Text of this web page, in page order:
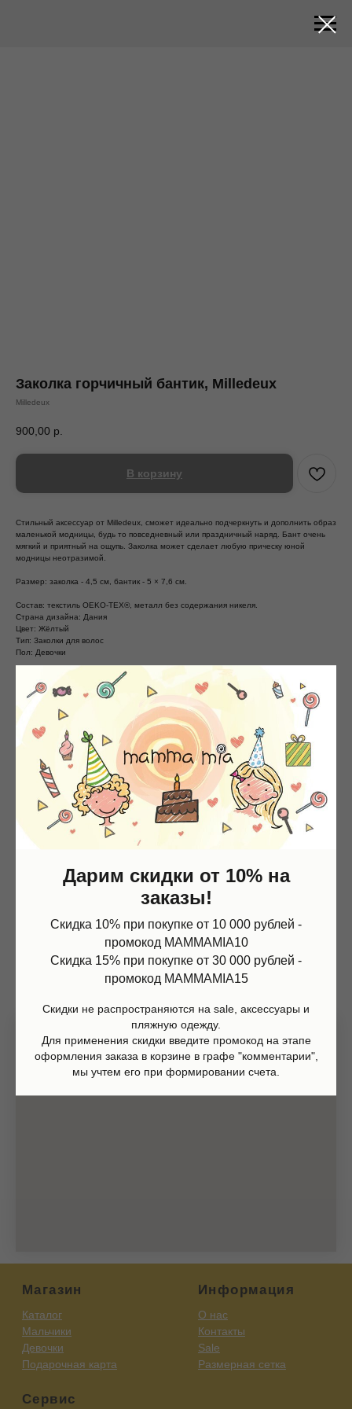
Заколка горчичный бантик, Milledeux
Milledeux
900,00 р.
В корзину
Стильный аксессуар от Milledeux, сможет идеально подчеркнуть и дополнить образ
маленькой модницы, будь то повседневный или праздничный наряд. Бант очень
мягкий и приятный на ощупь. Заколка может сделает любую прическу юной
модницы неотразимой.
Размер: заколка - 4,5 см, бантик - 5 × 7,6 см.
Состав: текстиль OEKO-TEX®, металл без содержания никеля.
Страна дизайна: Дания
Цвет: Жёлтый
Тип: Заколки для волос
Пол: Девочки
Смотрите так же
Дарим скидки от 10% на
заказы!
Скидка 10% при покупке от 10 000 рублей -
промокод MAMMAMIA10
Скидка 15% при покупке от 30 000 рублей -
промокод MAMMAMIA15
Скидки не распространяются на sale, аксессуары и
пляжную одежду.
Для применения скидки введите промокод на этапе
оформления заказа в корзине в графе "комментарии",
мы учтем его при формировании счета.
Контакты
+7 (967) 773-66-77
mammamia.kzn@gmail.com
Казань, ул.Кави Наджми 22А
@mammamia_kzn
Магазин Информация
О нас
Контакты
Sale
Размерная сетка
Оферта
Политика обработки персональных данных
Согласие на обработку персональных данных
Согласие на получение рекламных рассылок